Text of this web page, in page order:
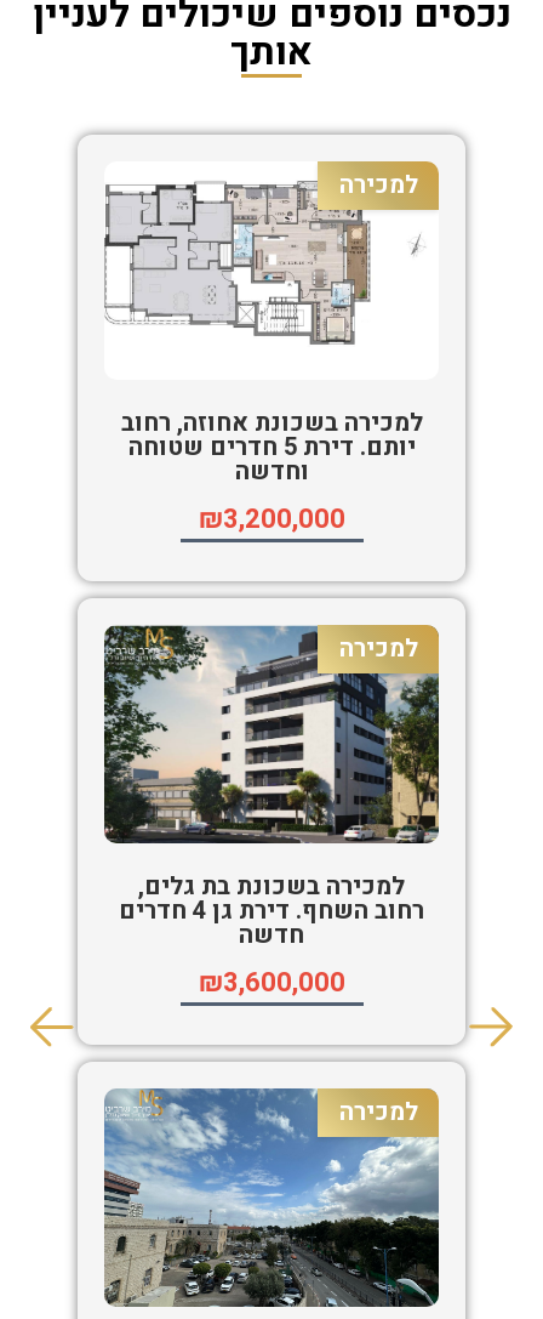
נכסים נוספים שיכולים לעניין
אותך
למכירה
למכירה בשכונת אחוזה, רחוב
יותם. דירת 5 חדרים שטוחה
וחדשה
₪3,200,000
למכירה
למכירה בשכונת בת גלים,
רחוב השחף. דירת גן 4 חדרים
חדשה
₪3,600,000
למכירה